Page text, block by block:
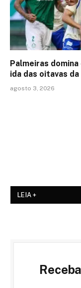
Palmeiras
ida das oitavas
agosto 3, 2026
LEIA +